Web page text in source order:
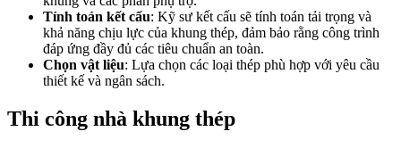
Tính toán kết cấu: Kỹ sư kết cấu sẽ tính toán tải trọng và
khả năng chịu lực của khung thép, đảm bảo rằng công trình
đáp ứng đầy đủ các tiêu chuẩn an toàn.
Chọn vật liệu: Lựa chọn các loại thép phù hợp với yêu cầu
thiết kế và ngân sách.
Thi công nhà khung thép